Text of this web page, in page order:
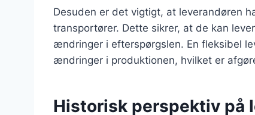
Desuden er det vigtigt, at leverandøren
transportører. Dette sikrer, at de kan
ændringer i efterspørgslen. En fleksibel
ændringer i produktionen, hvilket er
Historisk perspektiv på